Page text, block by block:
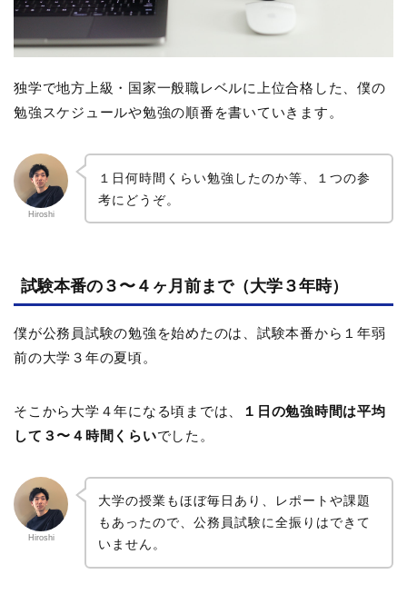
独学で地方上級・国家一般職レベルに上位合格した、僕の
勉強スケジュールや勉強の順番を書いていきます。
Hiroshi
１日何時間くらい勉強したのか等、１つの参
考にどうぞ。
試験本番の３〜４ヶ月前まで（大学３年時）
僕が公務員試験の勉強を始めたのは、試験本番から１年弱
前の大学３年の夏頃。
そこから大学４年になる頃までは、
１日の勉強時間は平均
して３〜４時間くらいでした。
Hiroshi
大学の授業もほぼ毎日あり、レポートや課題
もあったので、公務員試験に全振りはできて
いません。